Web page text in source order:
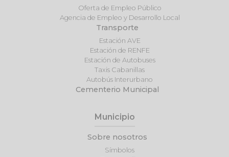
Oferta de Empleo Público
Agencia de Empleo y Desarrollo Local
Transporte
Estación AVE
Estación de RENFE
Estación de Autobuses
Taxis Cabanillas
Autobús Interurbano
Cementerio Municipal
Municipio
Sobre nosotros
Símbolos